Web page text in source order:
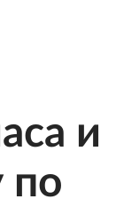
и
по